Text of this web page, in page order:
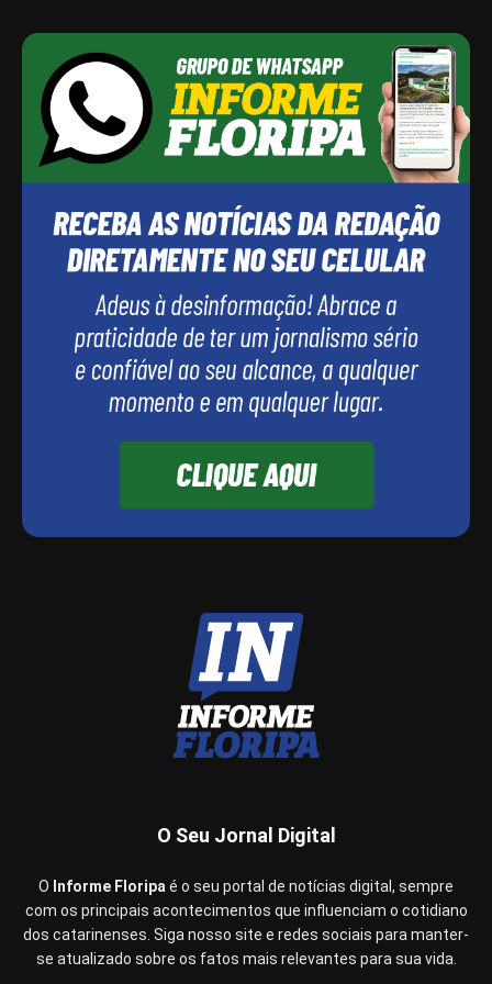
O Seu Jornal Digital
O Informe Floripa é o seu portal de notícias digital, sempre
com os principais acontecimentos que influenciam o cotidiano
dos catarinenses. Siga nosso site e redes sociais para manter-
se atualizado sobre os fatos mais relevantes para sua vida.